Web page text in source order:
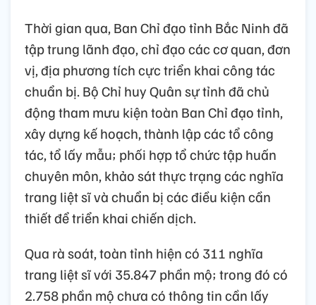
Thời gian qua, Ban Chỉ đạo tỉnh Bắc Ninh đã
tập trung lãnh đạo, chỉ đạo các cơ quan, đơn
vị, địa phương tích cực triển khai công tác
chuẩn bị. Bộ Chỉ huy Quân sự tỉnh đã chủ
động tham mưu kiện toàn Ban Chỉ đạo tỉnh,
xây dựng kế hoạch, thành lập các tổ công
tác, tổ lấy mẫu; phối hợp tổ chức tập huấn
chuyên môn, khảo sát thực trạng các nghĩa
trang liệt sĩ và chuẩn bị các điều kiện cần
thiết để triển khai chiến dịch.
Qua rà soát, toàn tỉnh hiện có 311 nghĩa
trang liệt sĩ với 35.847 phần mộ; trong đó có
2.758 phần mộ chưa có thông tin cần lấy